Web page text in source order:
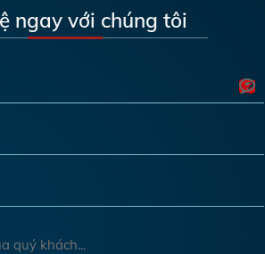
ngay với chúng tôi